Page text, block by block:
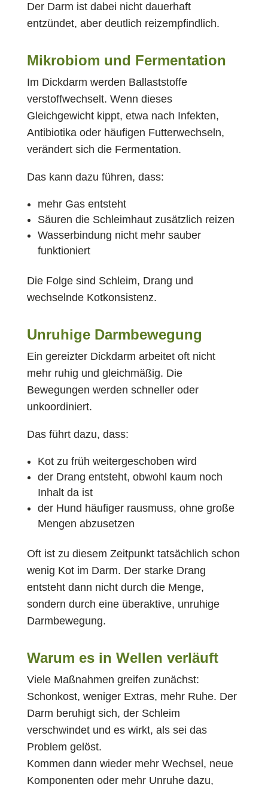
Der Darm ist dabei nicht dauerhaft
entzündet, aber deutlich reizempfindlich.
Mikrobiom und Fermentation
Im Dickdarm werden Ballaststoffe
verstoffwechselt. Wenn dieses
Gleichgewicht kippt, etwa nach Infekten,
Antibiotika oder häufigen Futterwechseln,
verändert sich die Fermentation.
Das kann dazu führen, dass:
mehr Gas entsteht
Säuren die Schleimhaut zusätzlich reizen
Wasserbindung nicht mehr sauber
funktioniert
Die Folge sind Schleim, Drang und
wechselnde Kotkonsistenz.
Unruhige Darmbewegung
Ein gereizter Dickdarm arbeitet oft nicht
mehr ruhig und gleichmäßig. Die
Bewegungen werden schneller oder
unkoordiniert.
Das führt dazu, dass:
Kot zu früh weitergeschoben wird
der Drang entsteht, obwohl kaum noch
Inhalt da ist
der Hund häufiger rausmuss, ohne große
Mengen abzusetzen
Oft ist zu diesem Zeitpunkt tatsächlich schon
wenig Kot im Darm. Der starke Drang
entsteht dann nicht durch die Menge,
sondern durch eine überaktive, unruhige
Darmbewegung.
Warum es in Wellen verläuft
Viele Maßnahmen greifen zunächst:
Schonkost, weniger Extras, mehr Ruhe. Der
Darm beruhigt sich, der Schleim
verschwindet und es wirkt, als sei das
Problem gelöst.
Kommen dann wieder mehr Wechsel, neue
Komponenten oder mehr Unruhe dazu,